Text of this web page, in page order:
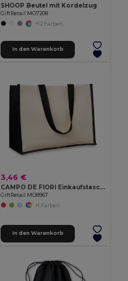
SHOOP Beutel mit Kordelzug
GiftRetail MO7208
+12 Farben
In den Warenkorb
3,46 €
CAMPO DE FIORI Einkaufstasche aus Jutestoff
GiftRetail MO8967
+1 Farben
In den Warenkorb